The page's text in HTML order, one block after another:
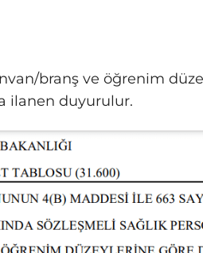
branş ve öğrenim
ilanen duyurulur.